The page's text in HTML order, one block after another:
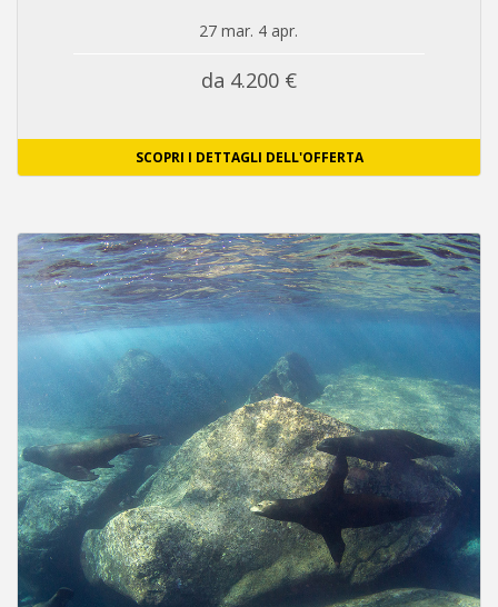
27 mar. 4 apr.
da 4.200 €
SCOPRI I DETTAGLI DELL'OFFERTA